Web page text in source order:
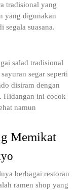
tradisional yang
yang digunakan
segala suasana.
salad tradisional
segar seperti
disiram dengan
Hidangan ini cocok
namun
Memikat
berbagai restoran
ramen shop yang